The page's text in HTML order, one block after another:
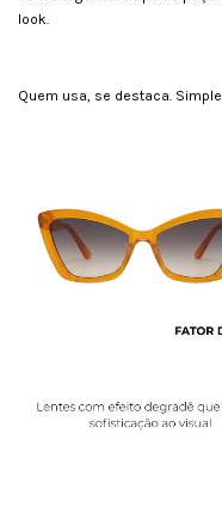
look.
Quem usa, se destaca.